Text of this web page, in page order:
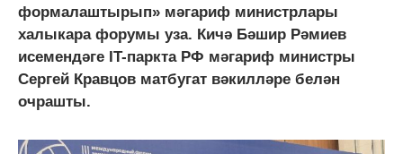
формалаштырып» мәгариф министрлары
халыкара форумы уза. Кичә Бәшир Рәмиев
исемендәге IT-паркта РФ мәгариф министры
Сергей Кравцов матбугат вәкилләре белән
очрашты.